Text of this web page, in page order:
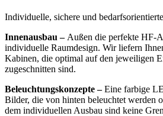
Individuelle, sichere und
Innenausbau – Außen die perfekte HF-
individuelle Raumdesign. Wir liefern
Kabinen, die optimal auf den jeweiligen
zugeschnitten sind.
Beleuchtungskonzepte –Eine farbige
Bilder, die von hinten beleuchtet werden
dem individuellen Ausbau sind keine